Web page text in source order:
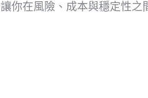
讓你在風險、成本與穩定性之